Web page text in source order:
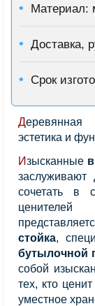
Деревянная
эстетика и
Изысканные
заслуживают
сочетать в
стойка,
бутылочной
собой
тех, кто
уместное
Материал:
Доставка,
Срок